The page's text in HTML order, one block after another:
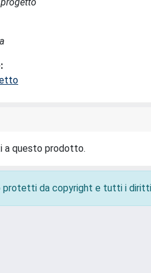
a questo prodotto.
protetti da copyright e tutti i